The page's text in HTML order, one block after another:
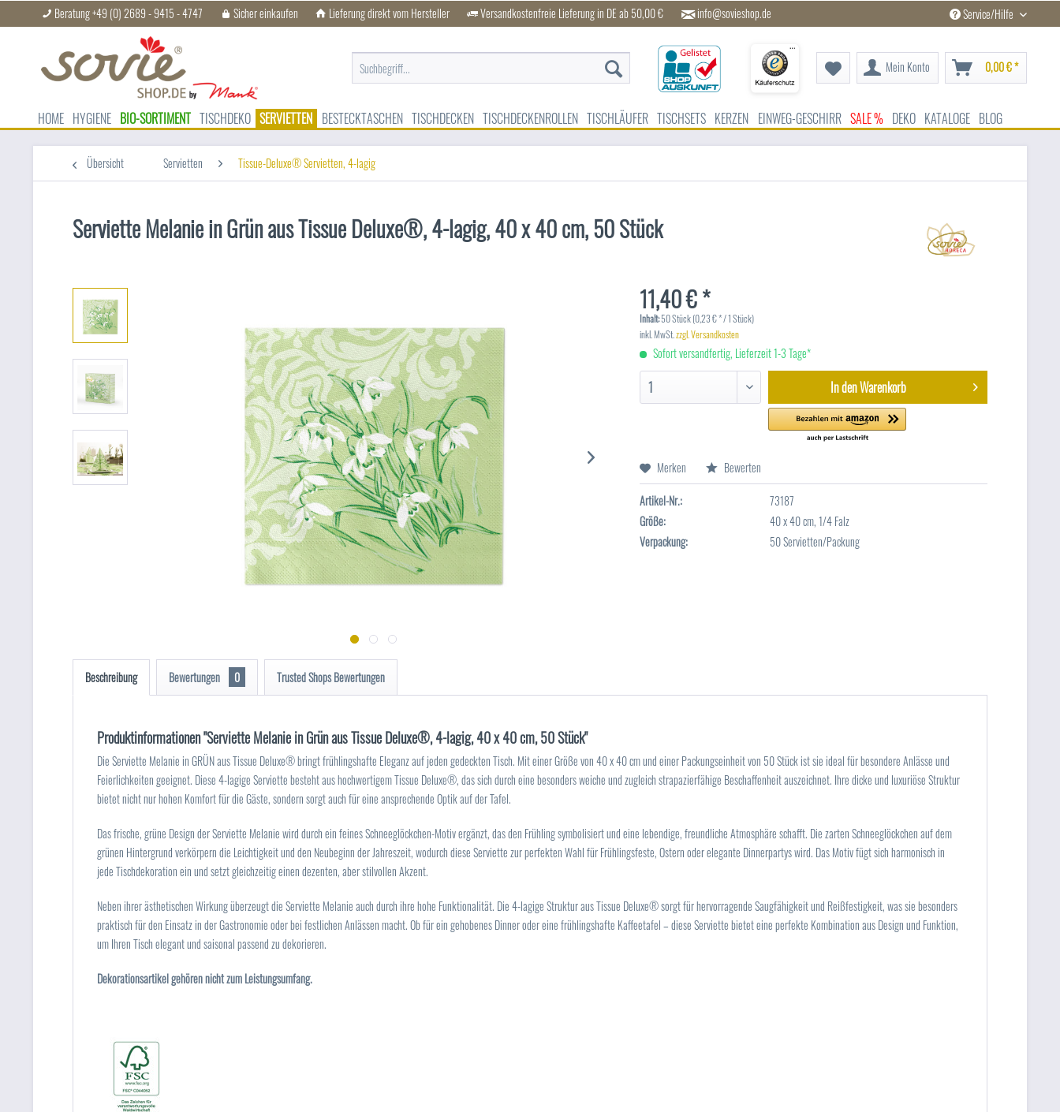
Beratung +49 (0) 2689 - 9415 - 4747 Sicher einkaufen Lieferung direkt vom Hersteller Versandkostenfreie Lieferung in DE ab 50,00 € info@sovieshop.de Service/Hilfe
Mein Konto 0,00 € *
HOME HYGIENE BIO-SORTIMENT TISCHDEKO SERVIETTEN BESTECKTASCHEN TISCHDECKEN TISCHDECKENROLLEN TISCHLÄUFER TISCHSETS KERZEN EINWEG-GESCHIRR SALE % DEKO KATALOGE BLOG
Übersicht Servietten Tissue-Deluxe® Servietten, 4-lagig
Serviette Melanie in Grün aus Tissue Deluxe®, 4-lagig, 40 x 40 cm, 50 Stück
11,40 € *
Inhalt:50 Stück (0,23 € * / 1 Stück)
inkl. MwSt.zzgl. Versandkosten
Sofort versandfertig, Lieferzeit 1-3 Tage*
In denWarenkorb
Merken
Bewerten
Artikel-Nr.:
73187
Größe:
40 x 40 cm, 1/4 Falz
Verpackung:
50 Servietten/Packung
Beschreibung Bewertungen 0 Trusted Shops Bewertungen
Produktinformationen "Serviette Melanie in Grün aus Tissue Deluxe®, 4-lagig, 40 x 40 cm, 50 Stück"
Die Serviette Melanie in GRÜN aus Tissue Deluxe® bringt frühlingshafte Eleganz auf jeden gedeckten Tisch. Mit einer Größe von 40 x 40 cm und einer Packungseinheit von 50 Stück ist sie ideal für besondere Anlässe und
Feierlichkeiten geeignet. Diese 4-lagige Serviette besteht aus hochwertigem Tissue Deluxe®, das sich durch eine besonders weiche und zugleich strapazierfähige Beschaffenheit auszeichnet. Ihre dicke und luxuriöse Struktur
bietet nicht nur hohen Komfort für die Gäste, sondern sorgt auch für eine ansprechende Optik auf der Tafel.
Das frische, grüne Design der Serviette Melanie wird durch ein feines Schneeglöckchen-Motiv ergänzt, das den Frühling symbolisiert und eine lebendige, freundliche Atmosphäre schafft. Die zarten Schneeglöckchen auf dem
grünen Hintergrund verkörpern die Leichtigkeit und den Neubeginn der Jahreszeit, wodurch diese Serviette zur perfekten Wahl für Frühlingsfeste, Ostern oder elegante Dinnerpartys wird. Das Motiv fügt sich harmonisch in
jede Tischdekoration ein und setzt gleichzeitig einen dezenten, aber stilvollen Akzent.
Neben ihrer ästhetischen Wirkung überzeugt die Serviette Melanie auch durch ihre hohe Funktionalität. Die 4-lagige Struktur aus Tissue Deluxe® sorgt für hervorragende Saugfähigkeit und Reißfestigkeit, was sie besonders
praktisch für den Einsatz in der Gastronomie oder bei festlichen Anlässen macht. Ob für ein gehobenes Dinner oder eine frühlingshafte Kaffeetafel – diese Serviette bietet eine perfekte Kombination aus Design und Funktion,
um Ihren Tisch elegant und saisonal passend zu dekorieren.
Dekorationsartikel gehören nicht zum Leistungsumfang.